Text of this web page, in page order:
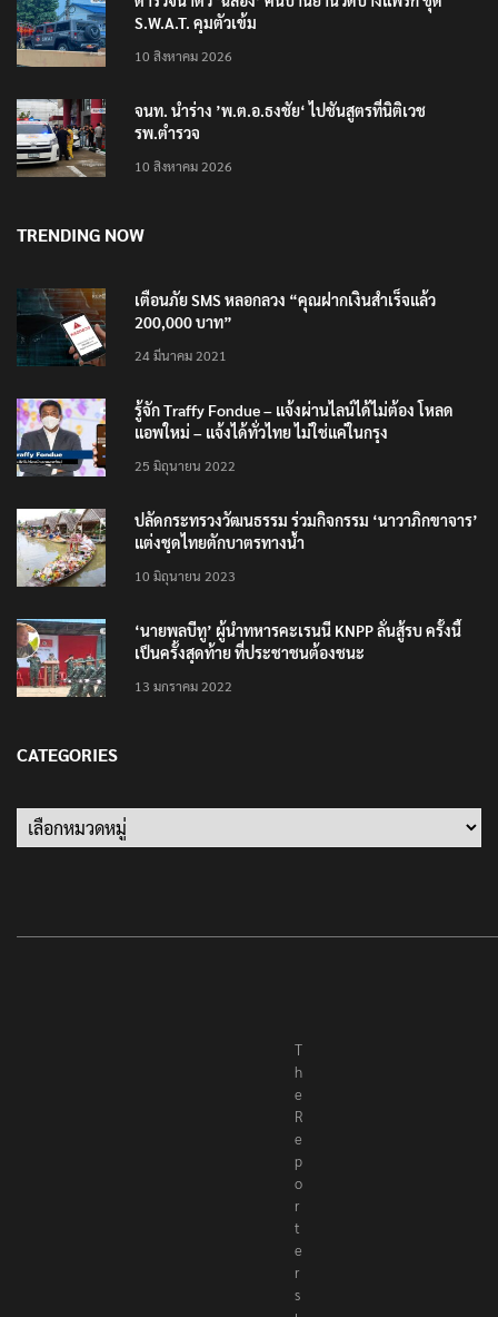
S.W.A.T. คุมตัวเข้ม
10 สิงหาคม 2026
จนท. นำร่าง ’พ.ต.อ.ธงชัย‘ ไปชันสูตรที่นิติเวช
รพ.ตำรวจ
10 สิงหาคม 2026
TRENDING NOW
เตือนภัย SMS หลอกลวง “คุณฝากเงินสำเร็จแล้ว
200,000 บาท”
24 มีนาคม 2021
รู้จัก Traffy Fondue – แจ้งผ่านไลน์ได้ไม่ต้อง โหลด
แอพใหม่ – แจ้งได้ทั่วไทย ไม่ใช่แค่ในกรุง
25 มิถุนายน 2022
ปลัดกระทรวงวัฒนธรรม ร่วมกิจกรรม ‘นาวาภิกขาจาร’
แต่งชุดไทยตักบาตรทางน้ำ
10 มิถุนายน 2023
‘นายพลบีทู’ ผู้นำทหารคะเรนนี KNPP ลั่นสู้รบ ครั้งนี้
เป็นครั้งสุดท้าย ที่ประชาชนต้องชนะ
13 มกราคม 2022
CATEGORIES
Categories
T
h
e
R
e
p
o
r
t
e
r
s